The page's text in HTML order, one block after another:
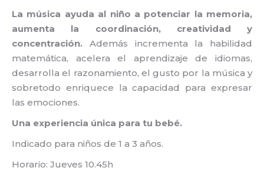
La música ayuda al niño a potenciar la memoria,
aumenta la coordinación, creatividad y
concentración. Además incrementa la habilidad
matemática, acelera el aprendizaje de idiomas,
desarrolla el razonamiento, el gusto por la música y
sobretodo enriquece la capacidad para expresar
las emociones.
Una experiencia única para tu bebé.
Indicado para niños de 1 a 3 años.
Horario: Jueves 10.45h